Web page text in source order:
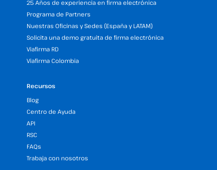
25 Años de experiencia en firma electrónica
Programa de Partners
Nuestras Oficinas y Sedes (España y LATAM)
Solicita una demo gratuita de firma electrónica
Viafirma RD
Viafirma Colombia
Recursos
Blog
Centro de Ayuda
API
RSC
FAQs
Trabaja con nosotros